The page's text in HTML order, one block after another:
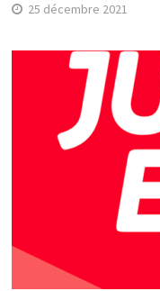
25 décembre 2021